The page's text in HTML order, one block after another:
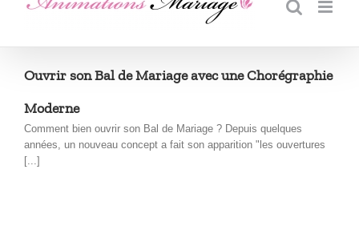
Ouvrir son Bal de Mariage avec une Chorégraphie
Moderne
Comment bien ouvrir son Bal de Mariage ? Depuis quelques
années, un nouveau concept a fait son apparition "les ouvertures
[...]